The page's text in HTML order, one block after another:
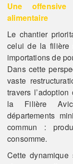
Une
alimentaire
Le chantier
celui de la filière
importations de
Dans cette
vaste
travers
la Filière
départements
commun :
consomme.
Cette